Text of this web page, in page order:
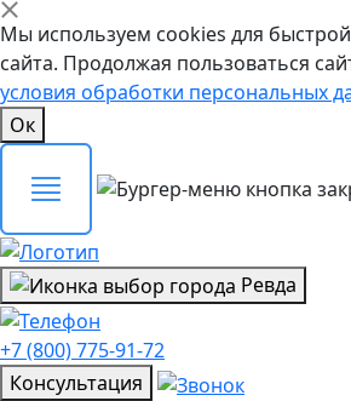
Мы используем cookies для
сайта. Продолжая пользоваться
условия обработки персональных
Ок
Ревда
+7 (800) 775-91-72
Консультация